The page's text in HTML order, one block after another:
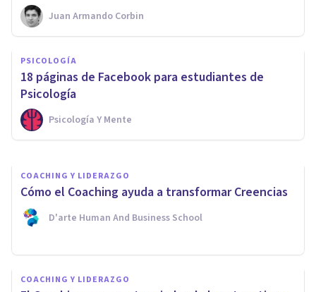
Juan Armando Corbin
PSICOLOGÍA
​18 páginas de Facebook para estudiantes de
Psicología
Psicología Y Mente
Por qué negar nuestros
problemas es la peor solución
Javi Soriano
COACHING Y LIDERAZGO
Cómo el Coaching ayuda a transformar Creencias
D'arte Human And Business School
COACHING Y LIDERAZGO